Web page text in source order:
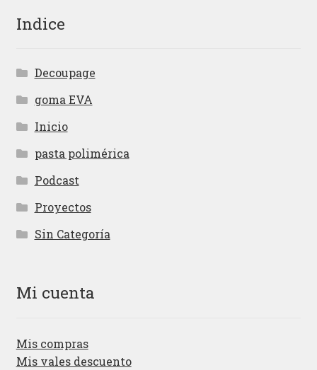
Indice
Decoupage
goma EVA
Inicio
pasta polimérica
Podcast
Proyectos
Sin Categoría
Mi cuenta
Mis compras
Mis vales descuento